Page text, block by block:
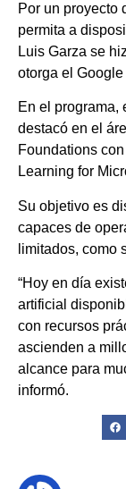
Por un proyecto
permita a
Luis Garza se
otorga el
En el programa,
destacó en el
Foundations
Learning for
Su objetivo es
capaces de
limitados, como
“Hoy en día
artificial
con recursos
ascienden a
alcance para
informó.